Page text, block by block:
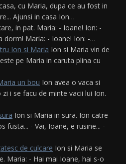
cu Maria, dupa ce au fost in
Ajunsi in casa Ion…
in pat. Maria: - Ioane! Ion: -
dorm! Maria: - Ioane! Ion: -…
Ion si Maria Ion si Maria vin de
pe Maria in caruta plina cu
un bou Ion avea o vaca si
i se facu de minte vacii lui Ion.
Ion si Maria in sura. Ion catre
fusta... - Vai, Ioane, e rusine... -
de culcare Ion si Maria se
Maria: - Hai mai Ioane, hai s-o